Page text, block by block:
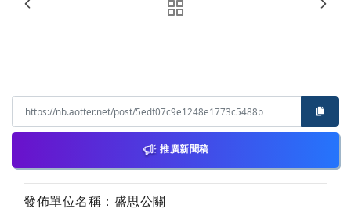
推廣新聞稿
發佈單位名稱：盛思公關